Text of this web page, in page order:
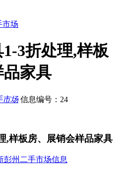
市场
3折处理,样板
品家具
市场 信息编号：24
,样板房、展销会样品家具
彭州二手市场信息